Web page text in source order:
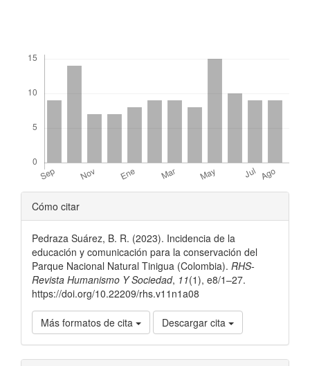
Detalles
del
artículo
Cómo citar
Pedraza Suárez, B. R. (2023). Incidencia de la
educación y comunicación para la conservación del
Parque Nacional Natural Tinigua (Colombia). RHS-
Revista Humanismo Y Sociedad, 11(1), e8/1–27.
https://doi.org/10.22209/rhs.v11n1a08
Más formatos de cita Descargar cita